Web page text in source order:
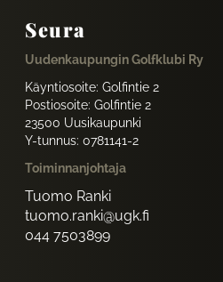
Seura
Uudenkaupungin Golfklubi Ry
Käyntiosoite: Golfintie 2
Postiosoite: Golfintie 2
23500 Uusikaupunki
Y-tunnus: 0781141-2
Toiminnanjohtaja
Tuomo Ranki
tuomo.ranki@ugk.fi
044 7503899